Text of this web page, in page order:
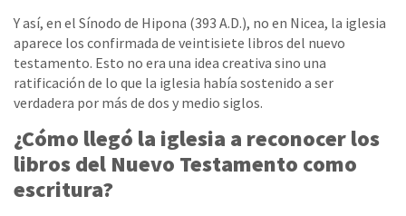
Y así, en el Sínodo de Hipona (393 A.D.), no en Nicea, la iglesia
aparece los confirmada de veintisiete libros del nuevo
testamento. Esto no era una idea creativa sino una
ratificación de lo que la iglesia había sostenido a ser
verdadera por más de dos y medio siglos.
¿Cómo llegó la iglesia a reconocer los
libros del Nuevo Testamento como
escritura?